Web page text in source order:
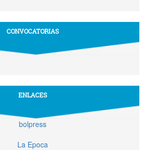
CONVOCATORIAS
ENLACES
bolpress
La Epoca